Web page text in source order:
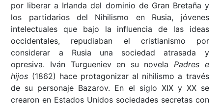
por liberar a Irlanda del dominio de Gran Bretaña y
los partidarios del Nihilismo en Rusia, jóvenes
intelectuales que bajo la influencia de las ideas
occidentales, repudiaban el cristianismo por
considerar a Rusia una sociedad atrasada y
opresiva. Iván Turgueniev en su novela Padres e
hijos (1862) hace protagonizar al nihilismo a través
de su personaje Bazarov. En el siglo XIX y XX se
crearon en Estados Unidos sociedades secretas con